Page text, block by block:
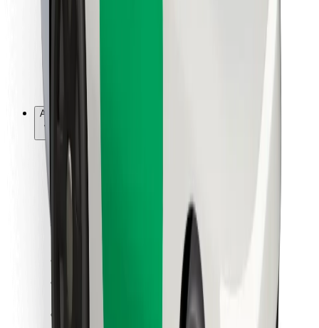
Bolt Food
Per i proprietari di flotta
Altro
Fornitori
Termini e condizioni
Sicurezza
Fai una corsa in pochi minuti!
Scarica Bolt
Trova il tuo cibo preferito!